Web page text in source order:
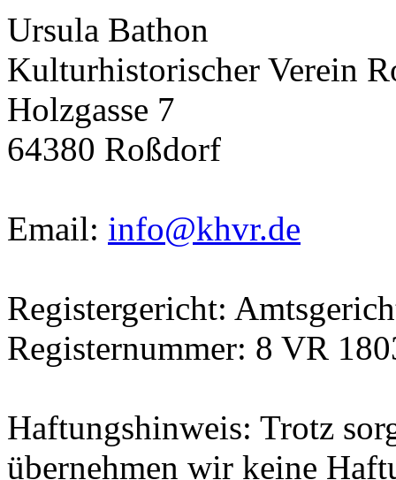
Ursula Bathon
Kulturhistorischer Verein
Holzgasse 7
64380 Roßdorf
Email: info@khvr.de
Registergericht:
Registernummer: 8 VR
Haftungshinweis: Trotz
übernehmen wir keine